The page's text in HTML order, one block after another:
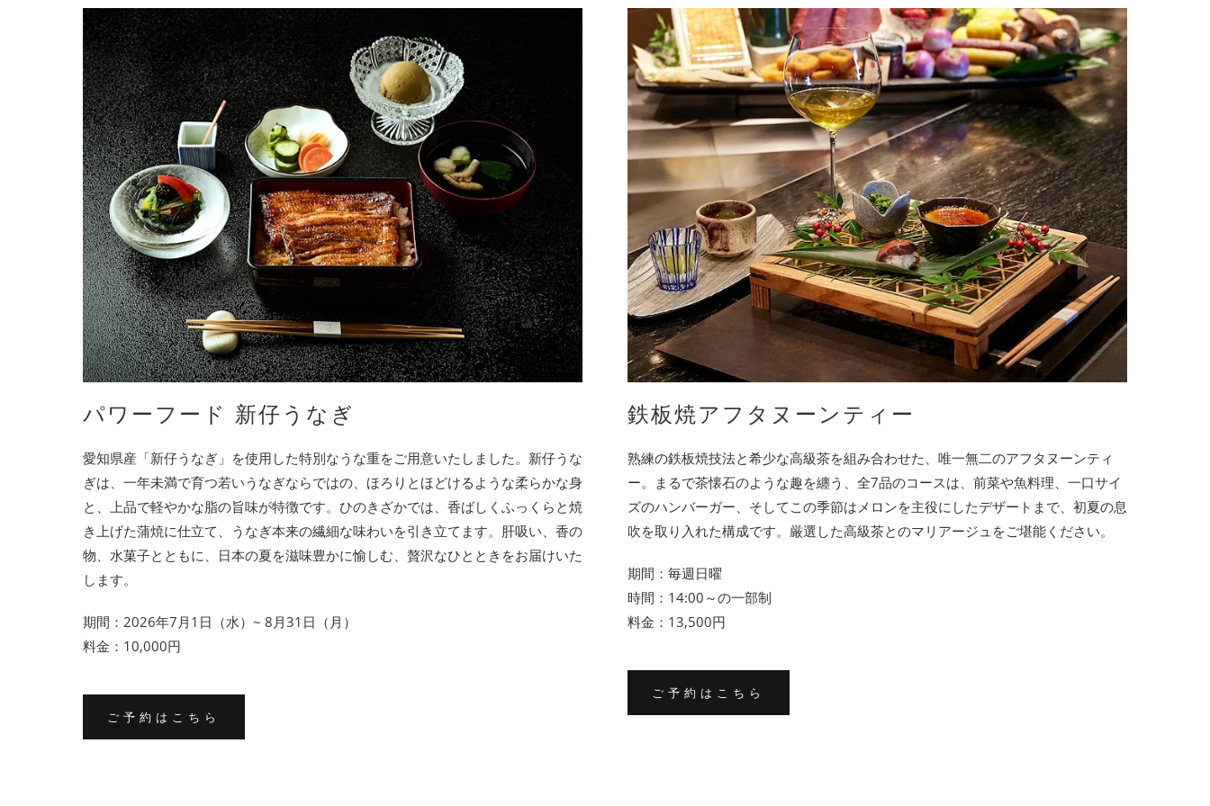
パワーフード 新仔うなぎ
愛知県産「新仔うなぎ」を使用した特別なうな重をご用意いたしました。新仔うな
ぎは、一年未満で育つ若いうなぎならではの、ほろりとほどけるような柔らかな身
と、上品で軽やかな脂の旨味が特徴です。ひのきざかでは、香ばしくふっくらと焼
き上げた蒲焼に仕立て、うなぎ本来の繊細な味わいを引き立てます。肝吸い、香の
物、水菓子とともに、日本の夏を滋味豊かに愉しむ、贅沢なひとときをお届けいた
します。
期間：2026年7月1日（水）~ 8月31日（月）
料金：10,000円
ご予約はこちら
ご
予
鉄板焼アフタヌーンティー
熟練の鉄板焼技法と希少な高級茶を組み合わせた、唯一無二のアフタヌーンティ
ー。まるで茶懐石のような趣を纏う、全7品のコースは、前菜や魚料理、一口サイ
ズのハンバーガー、そしてこの季節はメロンを主役にしたデザートまで、初夏の息
吹を取り入れた構成です。厳選した高級茶とのマリアージュをご堪能ください。
期間：毎週日曜
時間：14:00～の一部制
料金：13,500円
ご予約はこちら
ご
予